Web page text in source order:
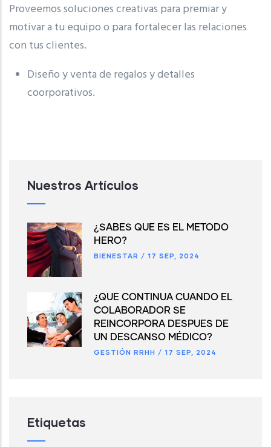
Proveemos soluciones creativas para premiar y
motivar a tu equipo o para fortalecer las relaciones
con tus clientes.
Diseño y venta de regalos y detalles
coorporativos.
Nuestros Artículos
¿SABES QUE ES EL MÉTODO
HERO?
BIENESTAR / 17 SEP, 2024
¿QUÉ CONTINUA CUANDO EL
COLABORADOR SE
REINCORPORA DESPUES DE
UN DESCANSO MÉDICO?
GESTIÓN RRHH / 17 SEP, 2024
Etiquetas